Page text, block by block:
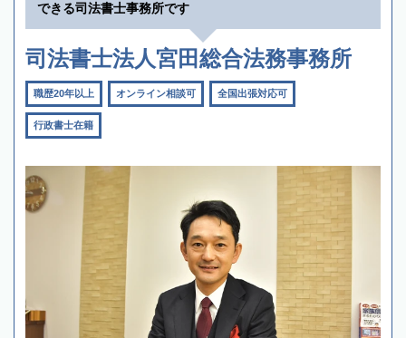
できる司法書士事務所です
司法書士法人宮田総合法務事務所
職歴20年以上 オンライン相談可 全国出張対応可
行政書士在籍